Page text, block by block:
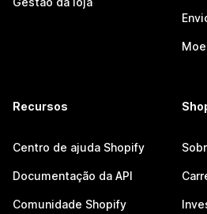
Recursos
Centro de ajuda Shopify
Documentação da API
Comunidade Shopify